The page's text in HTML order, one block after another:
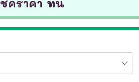
ช็คราคา ที่นี่